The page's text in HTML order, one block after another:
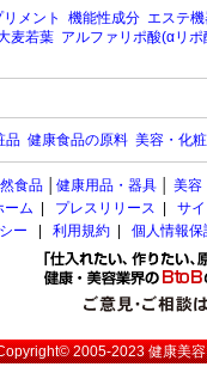
メント 機能性成分 エステ
麦若葉 アルファリポ酸(αリポ
品 健康食品の原料 美容・化
食品 健康用品・器具 美容
ーム
プレスリリース
サ
ー
利用規約 個人情報
2005-2023健康美